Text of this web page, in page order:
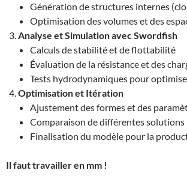
Génération de structures internes
Optimisation des volumes et des
Analyse et Simulation avec Swordfish
Calculs de stabilité et de flottabilité
Évaluation de la résistance et des
Tests hydrodynamiques pour
Optimisation et Itération
Ajustement des formes et des
Comparaison de différentes solutions
Finalisation du modèle pour la
Il faut travailler en mm !